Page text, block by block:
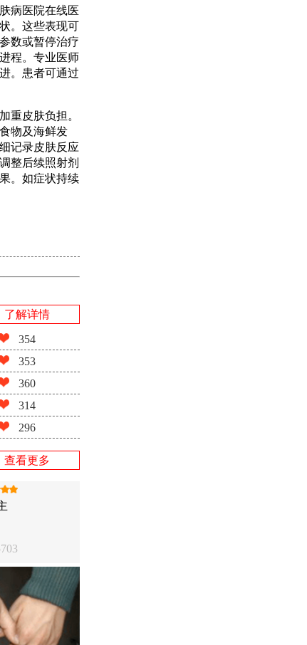
病医院在线医
。这些表现可
数或暂停治疗
程。专业医师
。患者可通过
重皮肤负担。
物及海鲜发
记录皮肤反应
整后续照射剂
。如症状持续
了解详情
354
353
360
314
296
查看更多